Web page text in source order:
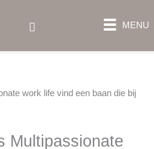
Zoeken MENU
Multipassionate